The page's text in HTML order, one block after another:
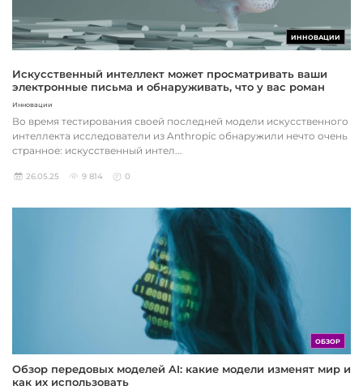
ИННОВАЦИИ
Искусственный интеллект может просматривать ваши
электронные письма и обнаруживать, что у вас роман
Инновации
Во время тестирования своей последней модели искусственного
интеллекта исследователи из Anthropic обнаружили нечто очень
странное: искусственный интел...
26.05.25 9 814 0
ОБЗОР
Обзор передовых моделей AI: какие модели изменят мир и
как их использовать